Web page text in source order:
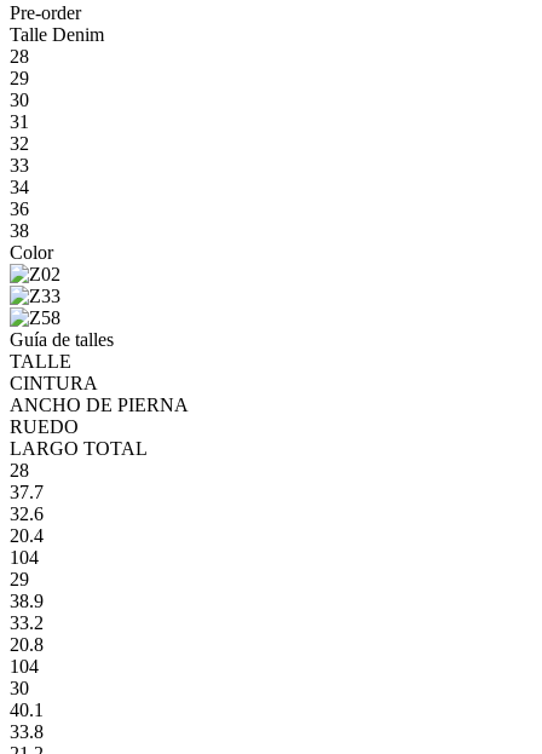
Pre-order
Talle Denim
28
29
30
31
32
33
34
36
38
Color
Guía de talles
TALLE
CINTURA
ANCHO DE PIERNA
RUEDO
LARGO TOTAL
28
37.7
32.6
20.4
104
29
38.9
33.2
20.8
104
30
40.1
33.8